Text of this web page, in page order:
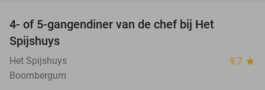
4- of 5-gangendiner van de chef bij Het
Spijshuys
Het Spijshuys 9.7 star
Boornbergum